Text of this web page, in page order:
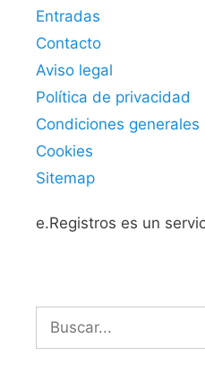
Entradas
Contacto
Aviso legal
Política de privacidad
Condiciones generales
Cookies
Sitemap
e.Registros es un
Buscar: